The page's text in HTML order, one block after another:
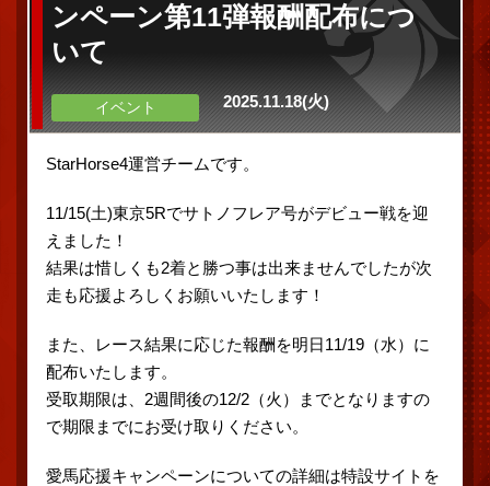
ンペーン第11弾報酬配布につ
いて
イベント 2025.11.18(火)
StarHorse4運営チームです。
11/15(土)東京5Rでサトノフレア号がデビュー戦を迎
えました！
結果は惜しくも2着と勝つ事は出来ませんでしたが次
走も応援よろしくお願いいたします！
また、レース結果に応じた報酬を明日11/19（水）に
配布いたします。
受取期限は、2週間後の12/2（火）までとなりますの
で期限までにお受け取りください。
愛馬応援キャンペーンについての詳細は特設サイトを